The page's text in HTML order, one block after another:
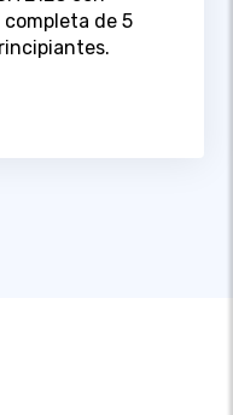
de 5